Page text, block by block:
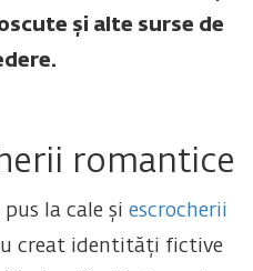
și alte surse de
romantice
la cale și escrocherii
creat identități fictive